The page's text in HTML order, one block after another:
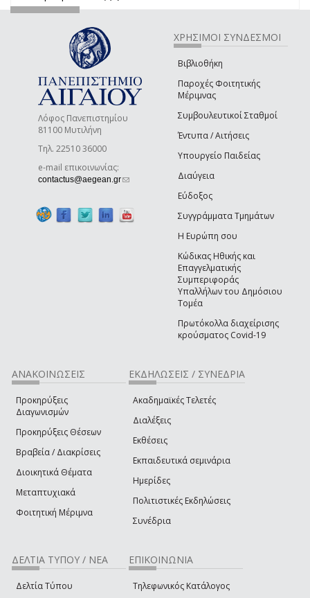
Λόφος Πανεπιστημίου
81100 Μυτιλήνη
Τηλ. 22510 36000
e-mail επικοινωνίας:
contactus@aegean.gr(link sends e-mail)
ΧΡΗΣΙΜΟΙ ΣΥΝΔΕΣΜΟΙ
Βιβλιοθήκη
Παροχές Φοιτητικής
Μέριμνας
Συμβουλευτικοί Σταθμοί
Έντυπα / Αιτήσεις
Υπουργείο Παιδείας
Διαύγεια
Εύδοξος
Συγγράμματα Τμημάτων
Η Ευρώπη σου
Κώδικας Ηθικής και
Επαγγελματικής
Συμπεριφοράς
Υπαλλήλων του Δημόσιου
Τομέα
Πρωτόκολλα διαχείρισης
κρούσματος Covid-19
ΑΝΑΚΟΙΝΩΣΕΙΣ
Προκηρύξεις
Διαγωνισμών
Προκηρύξεις Θέσεων
Βραβεία / Διακρίσεις
Διοικητικά Θέματα
Μεταπτυχιακά
Φοιτητική Μέριμνα
ΕΚΔΗΛΩΣΕΙΣ / ΣΥΝΕΔΡΙΑ
Ακαδημαϊκές Τελετές
Διαλέξεις
Εκθέσεις
Εκπαιδευτικά σεμινάρια
Ημερίδες
Πολιτιστικές Εκδηλώσεις
Συνέδρια
ΔΕΛΤΙΑ ΤΥΠΟΥ / ΝΕΑ
Δελτία Τύπου
ΕΠΙΚΟΙΝΩΝΙΑ
Τηλεφωνικός Κατάλογος